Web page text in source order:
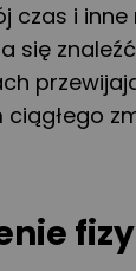
czas i inne
się